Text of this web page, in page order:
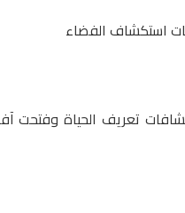
استكشاف الفضاء
تعريف الحياة وفتحت